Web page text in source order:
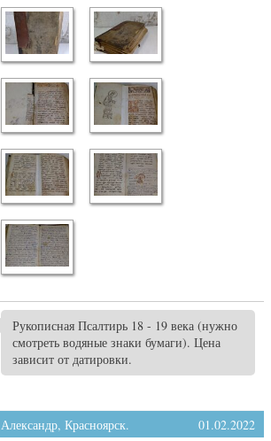
Рукописная Псалтирь 18 - 19 века (нужно
смотреть водяные знаки бумаги). Цена
зависит от датировки.
Александр, Красноярск.
01.02.2022